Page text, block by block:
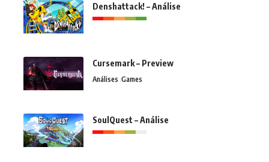
Denshattack! – Análise
Cursemark – Preview
Análises Games
SoulQuest – Análise